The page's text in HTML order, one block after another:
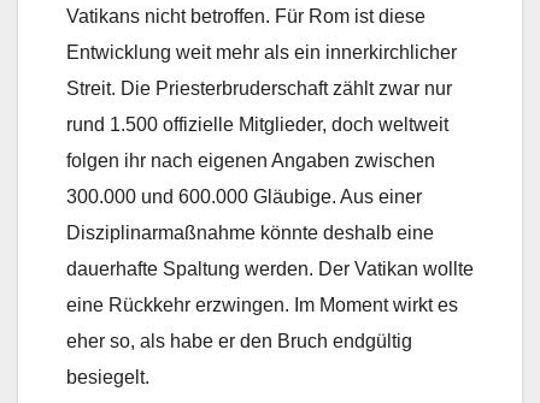
Vatikans nicht betroffen. Für Rom ist diese
Entwicklung weit mehr als ein innerkirchlicher
Streit. Die Priesterbruderschaft zählt zwar nur
rund 1.500 offizielle Mitglieder, doch weltweit
folgen ihr nach eigenen Angaben zwischen
300.000 und 600.000 Gläubige. Aus einer
Disziplinarmaßnahme könnte deshalb eine
dauerhafte Spaltung werden. Der Vatikan wollte
eine Rückkehr erzwingen. Im Moment wirkt es
eher so, als habe er den Bruch endgültig
besiegelt.